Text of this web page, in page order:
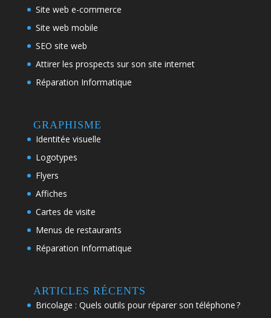
Site web e-commerce
Site web mobile
SEO site web
Attirer les prospects sur son site internet
Réparation Informatique
GRAPHISME
Identitée visuelle
Logotypes
Flyers
Affiches
Cartes de visite
Menus de restaurants
Réparation Informatique
ARTICLES RÉCENTS
Bricolage : Quels outils pour réparer son téléphone ?